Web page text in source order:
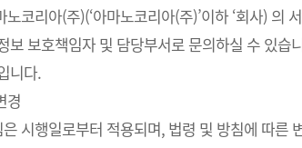
코리아(주)(‘아마노코리아(주)’이하 ‘회사) 의
보 보호책임자 및 담당부서로 문의하실 수 있습
니다.
경
시행일로부터 적용되며, 법령 및 방침에 따른